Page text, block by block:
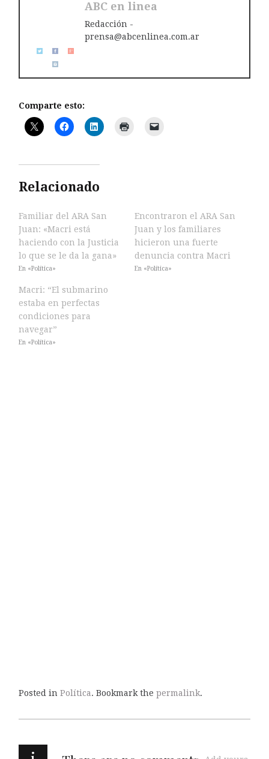
ABC en linea
Redacción -
prensa@abcenlinea.com.ar
Comparte esto:
Relacionado
Familiar del ARA San
Juan: «Macri está
haciendo con la Justicia
lo que se le da la gana»
En «Política»
Encontraron el ARA San
Juan y los familiares
hicieron una fuerte
denuncia contra Macri
En «Política»
Macri: “El submarino
estaba en perfectas
condiciones para
navegar”
En «Política»
Posted in Política. Bookmark the permalink.